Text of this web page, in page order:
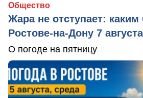
Общество
Жара не отступает: каким
Ростове-на-Дону 7 августа
О погоде на пятницу